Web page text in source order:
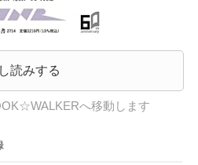
読みする
へ移動します